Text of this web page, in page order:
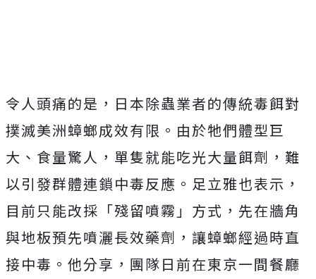
令人頭痛的是，日本除蟲業者的傳統毒餌對
撲滅美洲蟑螂成效有限。由於牠們體型巨
大、食量驚人，單隻就能吃光大量餌劑，難
以引發群體連鎖中毒反應。足立雅也表示，
目前只能改採「殘留噴霧」方式，先在牆角
與地板預先噴灑長效藥劑，讓蟑螂經過時直
接中毒。他分享，團隊日前在東京一間餐廳